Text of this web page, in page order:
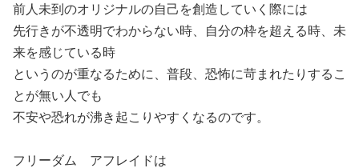
前人未到のオリジナルの自己を創造していく際には
先行きが不透明でわからない時、自分の枠を超える時、未
来を感じている時
というのが重なるために、普段、恐怖に苛まれたりするこ
とが無い人でも
不安や恐れが沸き起こりやすくなるのです。
フリーダム　アフレイドは